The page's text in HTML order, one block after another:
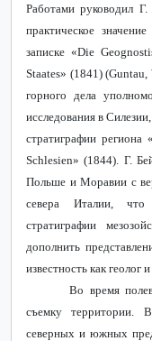
Работами руководил
практическое
записке «Die
Staates» (1841) (Guntau ,
горного дела
исследования в
стратиграфии региона
Schlesien» (1844). Г.
Польше и Моравии с
севера Италии, что
стратиграфии
дополнить
известность как геолог
Во время
съемку территории.
северных и южных